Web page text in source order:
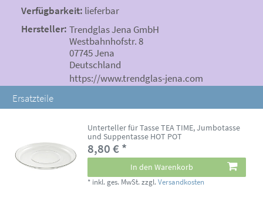
Verfügbarkeit: lieferbar
Hersteller: Trendglas Jena GmbH
Westbahnhofstr. 8
07745 Jena
Deutschland
https://www.trendglas-jena.com
Ersatzteile
Unterteller für Tasse TEA TIME, Jumbotasse
und Suppentasse HOT POT
8,80 € *
In den Warenkorb
* inkl. ges. MwSt. zzgl.Versandkosten